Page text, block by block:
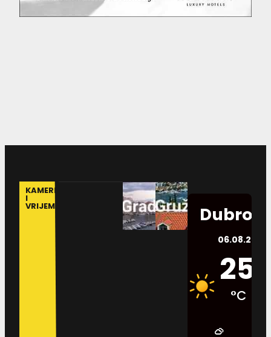
KAMERE
I
VRIJEME
06.08.2026.
25
°C